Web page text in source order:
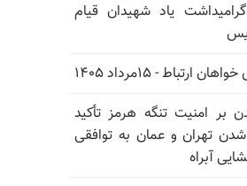
یاد شهیدان قیام
ارتباط - ۱۵مرداد ۱۴۰۵
بر امنیت تنگه هرمز تأکید
تهران و عمان به توافقی
آبراه